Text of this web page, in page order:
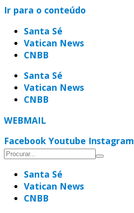
Ir para o conteúdo
Santa Sé
Vatican News
CNBB
Santa Sé
Vatican News
CNBB
WEBMAIL
Facebook Youtube Instagram
Santa Sé
Vatican News
CNBB